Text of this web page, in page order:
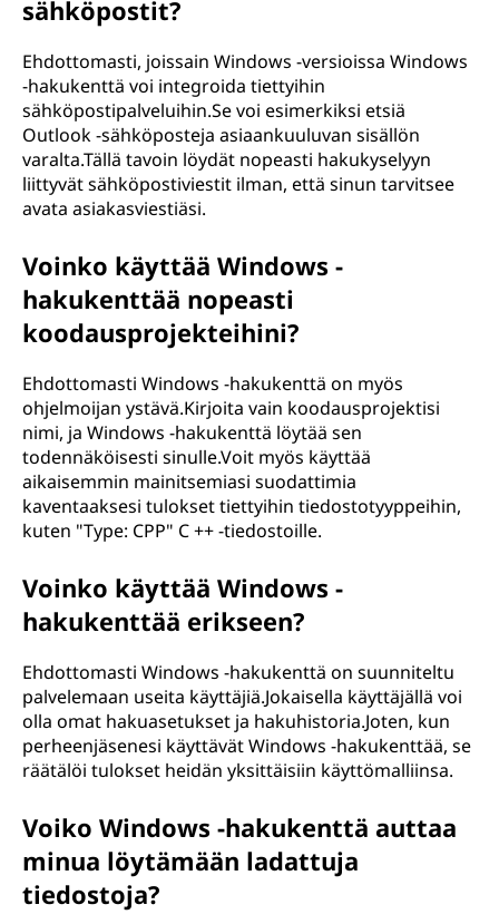
sähköpostit?
Ehdottomasti, joissain Windows -versioissa Windows
-hakukenttä voi integroida tiettyihin
sähköpostipalveluihin.Se voi esimerkiksi etsiä
Outlook -sähköposteja asiaankuuluvan sisällön
varalta.Tällä tavoin löydät nopeasti hakukyselyyn
liittyvät sähköpostiviestit ilman, että sinun tarvitsee
avata asiakasviestiäsi.
Voinko käyttää Windows -
hakukenttää nopeasti
koodausprojekteihini?
Ehdottomasti Windows -hakukenttä on myös
ohjelmoijan ystävä.Kirjoita vain koodausprojektisi
nimi, ja Windows -hakukenttä löytää sen
todennäköisesti sinulle.Voit myös käyttää
aikaisemmin mainitsemiasi suodattimia
kaventaaksesi tulokset tiettyihin tiedostotyyppeihin,
kuten "Type: CPP" C ++ -tiedostoille.
Voinko käyttää Windows -
hakukenttää erikseen?
Ehdottomasti Windows -hakukenttä on suunniteltu
palvelemaan useita käyttäjiä.Jokaisella käyttäjällä voi
olla omat hakuasetukset ja hakuhistoria.Joten, kun
perheenjäsenesi käyttävät Windows -hakukenttää, se
räätälöi tulokset heidän yksittäisiin käyttömalliinsa.
Voiko Windows -hakukenttä auttaa
minua löytämään ladattuja
tiedostoja?